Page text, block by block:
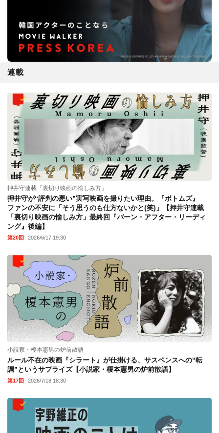
連載
押井守連載「裏切り映画の愉しみ方」
押井守が“評判の悪い”実写映画を撮りたい理由。『ボトムズ』
ファンの不安に「そう思うのも仕方ないかと(笑)」【押井守連載
「裏切り映画の愉しみ方」最終回『バーン・アフター・リーディ
ング』後編】
第20回 2026/6/17 19:30
小説家・榎本憲男の炉前散語
ルール不在の映画『シラート』が仕掛ける、サスペンスへの“転
調”というサプライズ【小説家・榎本憲男の炉前散語】
第17回 2026/7/18 18:30